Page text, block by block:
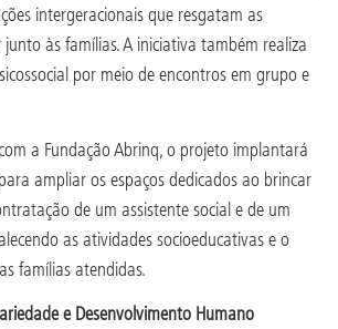
intergeracionais que resgatam as
às famílias. A iniciativa também realiza
por meio de encontros em grupo e
a Fundação Abrinq, o projeto implantará
ampliar os espaços dedicados ao brincar
de um assistente social e de um
as atividades socioeducativas e o
famílias atendidas.
e Desenvolvimento Humano